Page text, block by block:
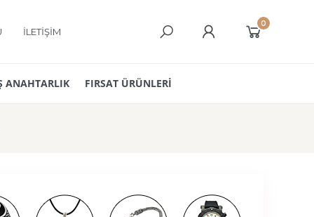
İLETİŞİM
0
ANAHTARLIK FIRSAT ÜRÜNLERİ